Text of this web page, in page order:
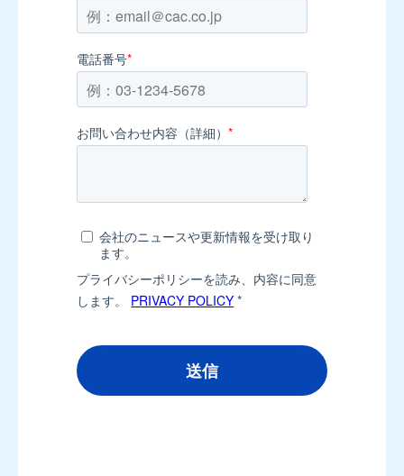
電話番号*
お問い合わせ内容（詳細）*
会社のニュースや更新情報を受け取り
ます。
プライバシーポリシーを読み、内容に同意
します。 PRIVACY POLICY *